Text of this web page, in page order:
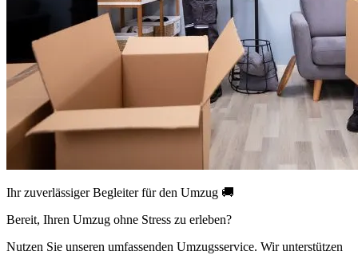
Ihr zuverlässiger Begleiter für den Umzug 🚚
Bereit, Ihren Umzug ohne Stress zu erleben?
Nutzen Sie unseren umfassenden Umzugsservice. Wir unterstützen